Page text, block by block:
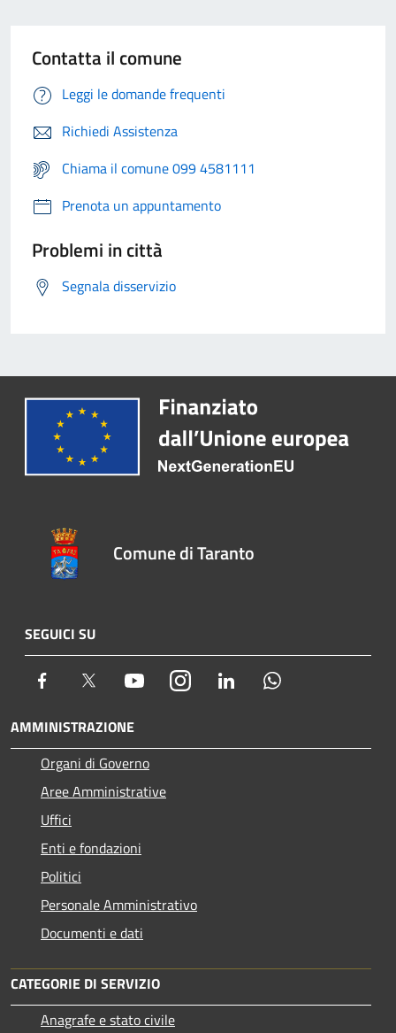
Contatta il comune
Leggi le domande frequenti
Richiedi Assistenza
Chiama il comune 099 4581111
Prenota un appuntamento
Problemi in città
Segnala disservizio
Comune di Taranto
SEGUICI SU
Facebook Twitter YoutubeInstagram LinkedIn
AMMINISTRAZIONE
Organi di Governo
Aree Amministrative
Uffici
Enti e fondazioni
Politici
Personale Amministrativo
Documenti e dati
CATEGORIE DI SERVIZIO
Anagrafe e stato civile